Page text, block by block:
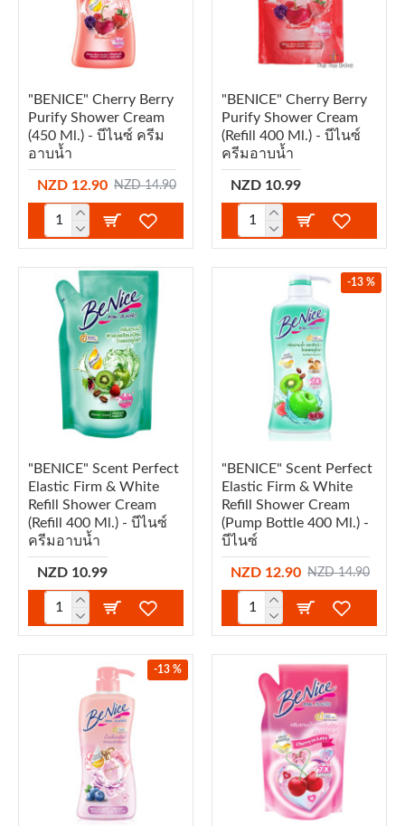
"BENICE" Cherry Berry
Purify Shower Cream
(450 Ml.) - บีไนซ์ ครีม
อาบน้ำ
NZD 12.90 NZD 14.90
"BENICE" Cherry Berry
Purify Shower Cream
(refill 400 Ml.) - บีไนซ์
ครีมอาบน้ำ
NZD 10.99
"BENICE" Scent Perfect
Elastic Firm & White
Refill Shower Cream
(refill 400 Ml.) - บีไนซ์
ครีมอาบน้ำ
NZD 10.99
-13 %
"BENICE" Scent Perfect
Elastic Firm & White
Refill Shower Cream
(Pump Bottle 400 Ml.) -
บีไนซ์
NZD 12.90 NZD 14.90
-13 %